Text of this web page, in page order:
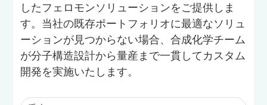
したフェロモンソリューションをご提供しま
す。当社の既存ポートフォリオに最適なソリュ
ーションが見つからない場合、合成化学チーム
が分子構造設計から量産まで一貫してカスタム
開発を実施いたします。